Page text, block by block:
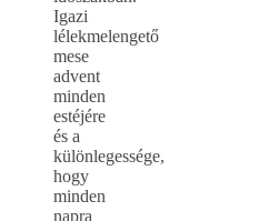
Igazi
lélekmelengető
mese
advent
minden
estéjére
és a
különlegessége,
hogy
minden
napra